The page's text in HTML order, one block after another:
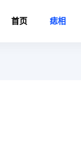
首页 痣相